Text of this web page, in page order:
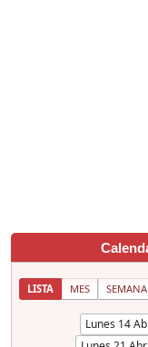
LISTA MES SEMANA